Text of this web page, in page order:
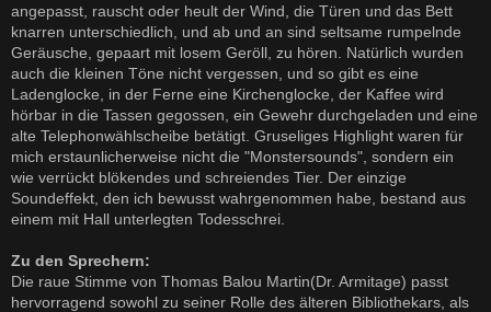
angepasst, rauscht oder heult der Wind, die Türen und das Bett
knarren unterschiedlich, und ab und an sind seltsame rumpelnde
Geräusche, gepaart mit losem Geröll, zu hören. Natürlich wurden
auch die kleinen Töne nicht vergessen, und so gibt es eine
Ladenglocke, in der Ferne eine Kirchenglocke, der Kaffee wird
hörbar in die Tassen gegossen, ein Gewehr durchgeladen und eine
alte Telephonwählscheibe betätigt. Gruseliges Highlight waren für
mich erstaunlicherweise nicht die "Monstersounds", sondern ein
wie verrückt blökendes und schreiendes Tier. Der einzige
Soundeffekt, den ich bewusst wahrgenommen habe, bestand aus
einem mit Hall unterlegten Todesschrei.
Zu den Sprechern:
Die raue Stimme von Thomas Balou Martin(Dr. Armitage) passt
hervorragend sowohl zu seiner Rolle des älteren Bibliothekars, als